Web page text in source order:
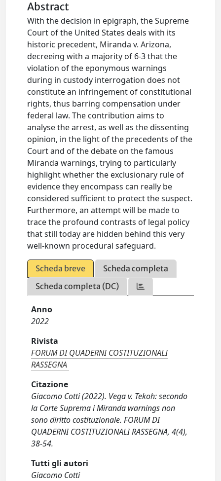
Abstract
With the decision in epigraph, the Supreme
Court of the United States deals with its
historic precedent, Miranda v. Arizona,
decreeing with a majority of 6-3 that the
violation of the eponymous warnings
during in custody interrogation does not
constitute an infringement of constitutional
rights, thus barring compensation under
federal law. The contribution aims to
analyse the arrest, as well as the dissenting
opinion, in the light of the precedents of the
Court and of the debate on the famous
Miranda warnings, trying to particularly
highlight whether the exclusionary rule of
evidence they encompass can really be
considered sufficient to protect the suspect.
Furthermore, an attempt will be made to
trace the profound contrasts of legal policy
that still today are hidden behind this very
well-known procedural safeguard.
Scheda breve
Scheda completa
Scheda completa (DC)
Anno
2022
Rivista
FORUM DI QUADERNI COSTITUZIONALI
RASSEGNA
Citazione
Giacomo Cotti (2022). Vega v. Tekoh: secondo
la Corte Suprema i Miranda warnings non
sono diritto costituzionale. FORUM DI
QUADERNI COSTITUZIONALI RASSEGNA, 4(4),
38-54.
Tutti gli autori
Giacomo Cotti